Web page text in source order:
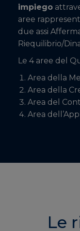
impiego
aree
due assi
Riequilibrio/
Le 4 aree del
Area della
Area della
Area del
Area
Le